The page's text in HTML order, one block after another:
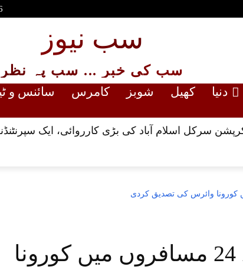
سب نیوز
سب کی خبر ... سب پہ نظر
دنیا کھیل شوبز کامرس سائنس و
سرکل اسلام آباد کی بڑی کارروائی، ایک
سراغ رساں کتوں نے 24 مسافروں میں کورونا